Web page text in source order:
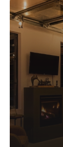
29 mars